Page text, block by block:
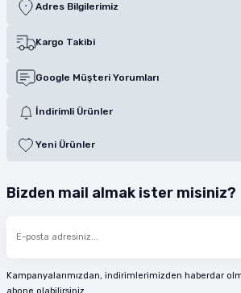
Adres Bilgilerimiz
Kargo Takibi
Google Müşteri Yorumları
İndirimli Ürünler
Yeni Ürünler
Bizden mail almak ister misiniz?
Kampanyalarımızdan, indirimlerimizden haberdar